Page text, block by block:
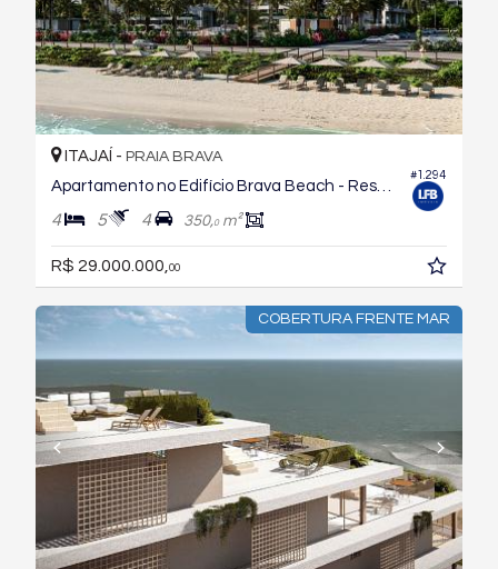
#1.294
ITAJAÍ - PRAIA BRAVA
4 5 4 350,0m²
R$ 29.000.000, 00
COBERTURA FRENTE MAR